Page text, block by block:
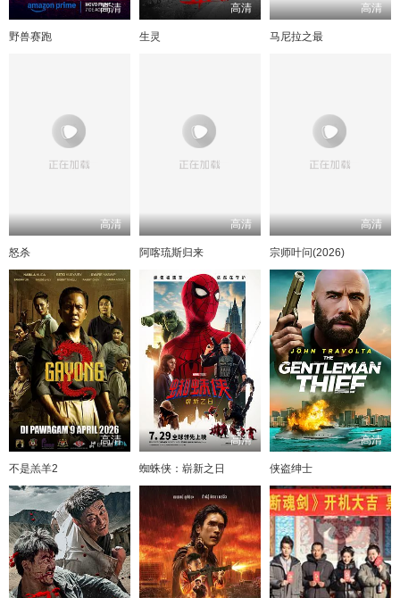
高清
野兽赛跑
高清
生灵
高清
马尼拉之最
高清
怒杀
高清
阿喀琉斯归来
高清
宗师叶问(2026)
高清
不是羔羊2
高清
蜘蛛侠：崭新之日
高清
侠盗绅士